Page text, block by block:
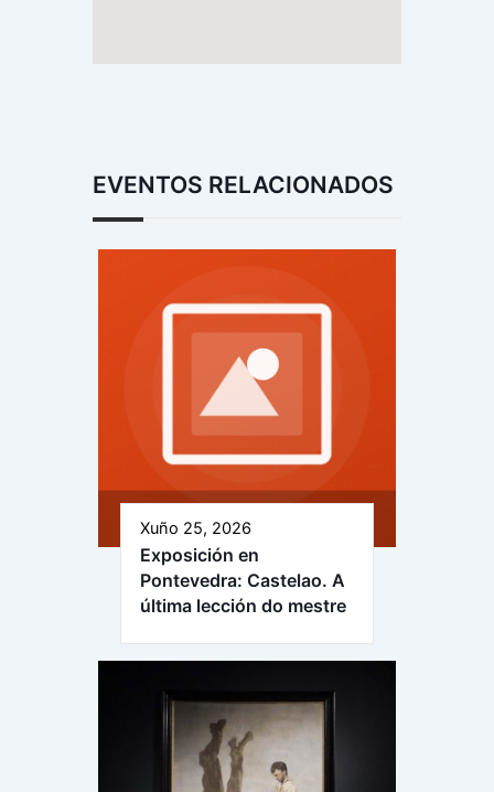
EVENTOS RELACIONADOS
Xuño 25, 2026
Exposición en
Pontevedra: Castelao. A
última lección do mestre